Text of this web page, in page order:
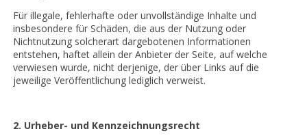
Für illegale, fehlerhafte oder unvollständige Inhalte und
insbesondere für Schäden, die aus der Nutzung oder
Nichtnutzung solcherart dargebotenen Informationen
entstehen, haftet allein der Anbieter der Seite, auf welche
verwiesen wurde, nicht derjenige, der über Links auf die
jeweilige Veröffentlichung lediglich verweist.
2. Urheber- und Kennzeichnungsrecht